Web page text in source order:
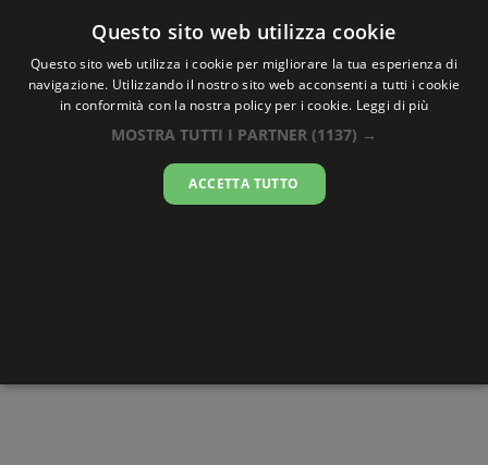
Oraesatta.co
Ora EsattaSary-Kashka
19:20:13
Questo sito web utilizza cookie
Questo sito web utilizza i cookie per migliorare la tua esperienza di
navigazione. Utilizzando il nostro sito web acconsenti a tutti i cookie
in conformità con la nostra policy per i cookie. Leggi di più
MOSTRA TUTTI I PARTNER (1137) →
ACCETTA TUTTO